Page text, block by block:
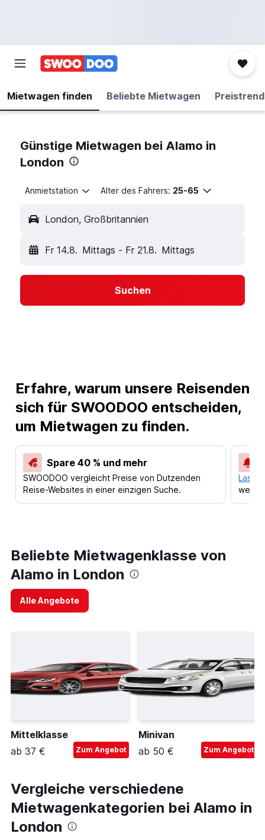
Mietwagen finden Beliebte Mietwagen
Günstige Mietwagen bei Alamo in
London
Anmietstation Alter des Fahrers: 25-65
London, Großbritannien
Fr 14.8. Mittags - Fr 21.8. Mittags
Suchen
Erfahre, warum unsere Reisenden
sich für SWOODOO entscheiden,
um Mietwagen zu finden.
Spare 40 % und mehr
SWOODOO vergleicht Preise von Dutzenden
Reise-Websites in einer einzigen Suche.
Lass
Beliebte Mietwagenklasse von
Alamo in London
Alle Angebote
Mittelklasse
ab 37 €
Zum Angebot
Minivan
ab 50 €
Zum Angebot
Vergleiche verschiedene
Mietwagenkategorien bei Alamo in
London